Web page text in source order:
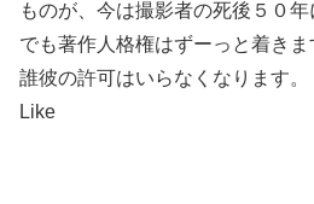
ものが、今は撮影者の死後５０
でも著作人格権はずーっと着き
誰彼の許可はいらなくなります。
Like